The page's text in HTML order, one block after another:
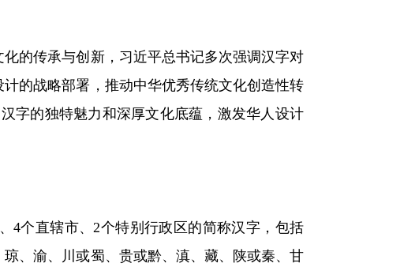
的传承与创新，习近平总书记多次强调汉字对
的战略部署，推动中华优秀传统文化创造性转
字的独特魅力和深厚文化底蕴，激发华人设计
4个直辖市、2个特别行政区的简称汉字，包括
、渝、川或蜀、贵或黔、滇、藏、陕或秦、甘